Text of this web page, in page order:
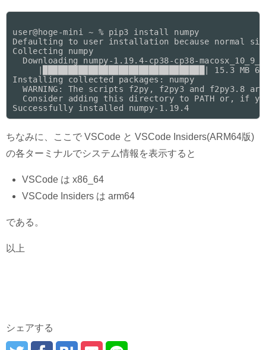
user@hoge-mini ~ % pip3 install numpy
Defaulting to user installation because normal
Collecting numpy
Downloading numpy-1.19.4-cp38-cp38-
|████████████████████████████████| 15.3 MB
Installing collected packages: numpy
WARNING: The scripts f2py, f2py3 and f2py3.8
Consider adding this directory to PATH or, if
ちなみに、ここで VSCode と VSCode Insiders(ARM64版)
の各ターミナルでシステム情報を表示すると
VSCode は x86_64
VSCode Insiders は arm64
である。
以上
シェアする